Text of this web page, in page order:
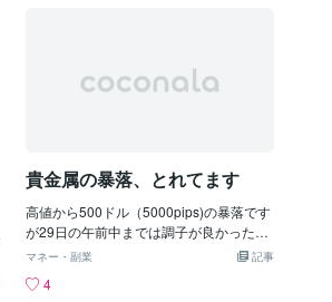
は、日々いろんな案件で様々な色を扱っ
ていると思いますが、白黒系のデザイン
と、視覚的な影響を受けすぎて、色相や
すね。（白黒でも面積の見誤りはありま
すけど…）ということで、次は溜まって
きている賞状デザインシリーズの続きを
出していこうかなと思います。
貴金属の暴落、とれてます
高値から500ドル（5000pips)の暴落です
が29日の午前中までは調子が良かったも
のの、NY時間から大きなクラッシュがあ
米政府閉鎖への不安から、みんなが安全
記事
マネー・副業
4